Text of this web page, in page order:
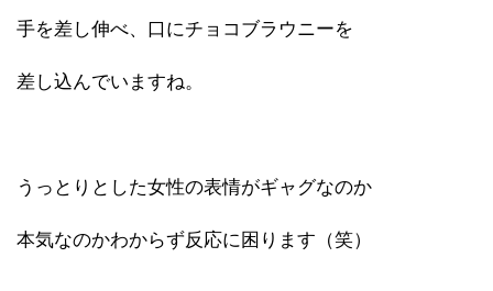
手を差し伸べ、口にチョコブラウニーを
差し込んでいますね。
うっとりとした女性の表情がギャグなのか
本気なのかわからず反応に困ります（笑）